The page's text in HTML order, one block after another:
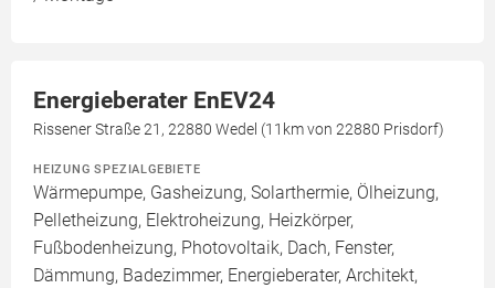
Energieberater EnEV24
Rissener Straße 21, 22880 Wedel (11km von 22880 Prisdorf)
HEIZUNG SPEZIALGEBIETE
Wärmepumpe, Gasheizung, Solarthermie, Ölheizung,
Pelletheizung, Elektroheizung, Heizkörper,
Fußbodenheizung, Photovoltaik, Dach, Fenster,
Dämmung, Badezimmer, Energieberater, Architekt,